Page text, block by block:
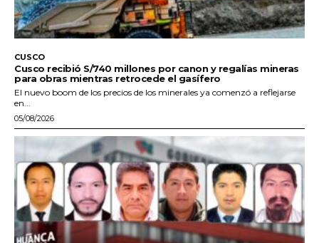
CUSCO
Cusco recibió S/740 millones por canon y regalías mineras
para obras mientras retrocede el gasífero
El nuevo boom de los precios de los minerales ya comenzó a reflejarse
en...
05/08/2026